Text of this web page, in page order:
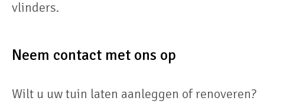
vlinders.
Neem contact met ons op
Wilt u uw tuin laten aanleggen of renoveren?